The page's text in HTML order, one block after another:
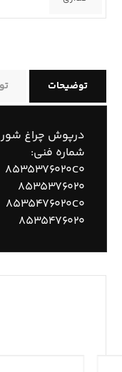
توضیحات
درپوش چراغ
شماره فنی:
۸۵۳۵۳۷۶۰۲۰C۰
۸۵۳۵۳۷۶۰۲۰
۸۵۳۵۴۷۶۰۲۰C۰
۸۵۳۵۴۷۶۰۲۰